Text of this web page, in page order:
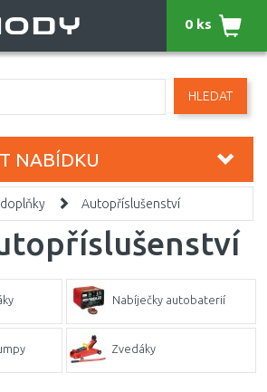
HLEDAT
0 ks
NABÍDKU
Autopříslušenství
Nabíječky autobaterií
Zvedáky